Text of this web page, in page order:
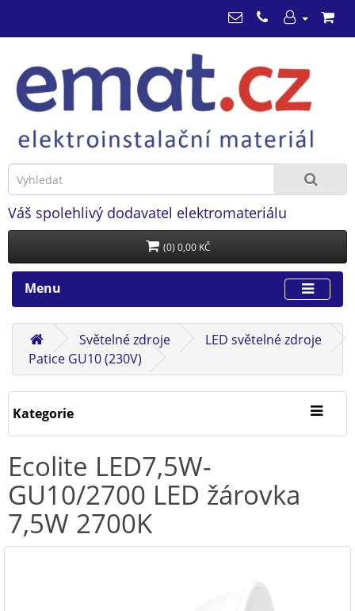
Váš spolehlivý dodavatel elektromateriálu
(0) 0,00 KČ
Menu
Světelné zdroje
LED světelné zdroje
Patice GU10 (230V)
Kategorie
Ecolite LED7,5W-
GU10/2700 LED žárovka
7,5W 2700K